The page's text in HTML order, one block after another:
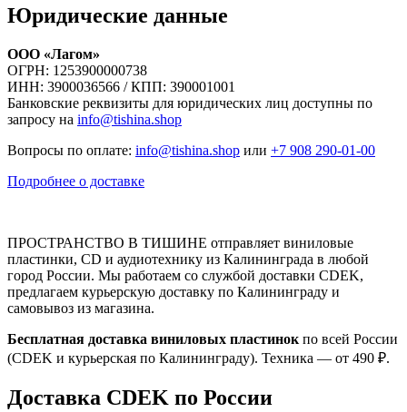
Юридические данные
ООО «Лагом»
ОГРН: 1253900000738
ИНН: 3900036566 / КПП: 390001001
Банковские реквизиты для юридических лиц доступны по
запросу на info@tishina.shop
Вопросы по оплате: info@tishina.shop или +7 908 290-01-00
Подробнее о доставке
ПРОСТРАНСТВО В ТИШИНЕ отправляет виниловые
пластинки, CD и аудиотехнику из Калининграда в любой
город России. Мы работаем со службой доставки CDEK,
предлагаем курьерскую доставку по Калининграду и
самовывоз из магазина.
Бесплатная доставка виниловых пластинок по всей России
(CDEK и курьерская по Калининграду). Техника — от 490 ₽.
Доставка CDEK по России